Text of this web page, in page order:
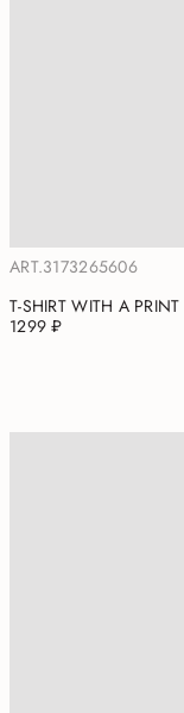
ART.3173265606
T-SHIRT WITH A PRINT
1299 ₽